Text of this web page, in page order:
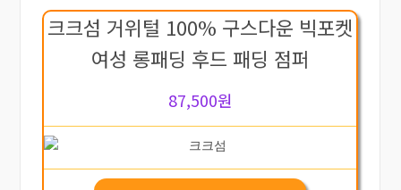
크크섬 거위털 100% 구스다운 빅포켓
여성 롱패딩 후드 패딩 점퍼
87,500원